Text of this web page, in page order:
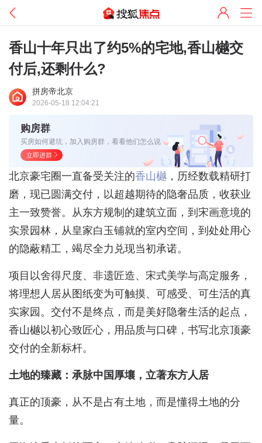
香山十年只出了约5%的宅地,香山樾交
付后,还剩什么?
拼房帝北京
2026-05-18 12:04:21
购房群
买房如何避坑，加入购房群，看看他们怎么说
立即进群
北京豪宅圈一直备受关注的香山樾 ，历经数载精研打
磨，现已圆满交付，以超越期待的隐奢品质，收获业
主一致赞誉。从东方规制的建筑立面，到宋画意境的
实景园林，从皇家白玉铺就的室内空间，到处处用心
的隐蔽精工，竭尽全力兑现当初承诺。
项目以舍得尺度、非遗匠造、宋式美学与高定服务，
将理想人居从图纸变为可触摸、可感受、可生活的真
实家园。交付不是终点，而是美好隐奢生活的起点，
香山樾以初心致匠心，用品质与口碑，书写北京顶豪
交付的全新标杆。
土地的臻藏：承脉中国厚壤，立著东方人居
真正的顶豪，从不是占有土地，而是懂得土地的分
量。